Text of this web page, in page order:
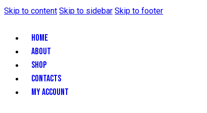
Skip to content Skip to sidebar Skip to footer
HOME
ABOUT
SHOP
CONTACTS
MY ACCOUNT